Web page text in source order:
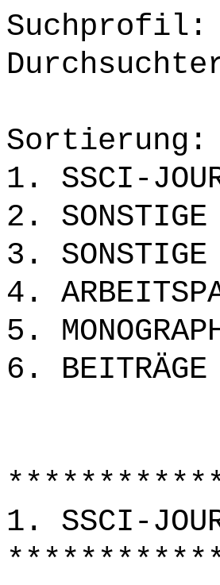
Suchprofil:
Sortierung:
1. SSCI-
2. SONSTIGE
3. SONSTIGE
4.
5.
6. BEITRÄGE
1. SSCI-